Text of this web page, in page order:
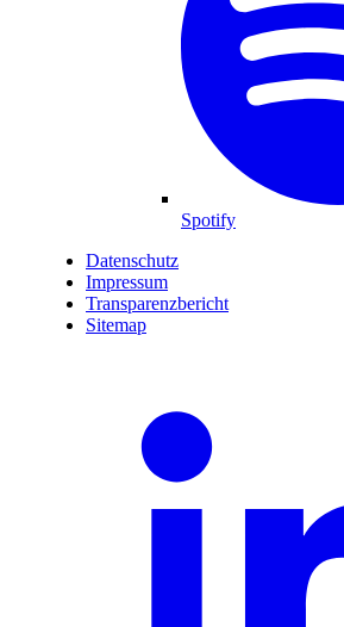
Spotify
Datenschutz
Impressum
Transparenzbericht
Sitemap